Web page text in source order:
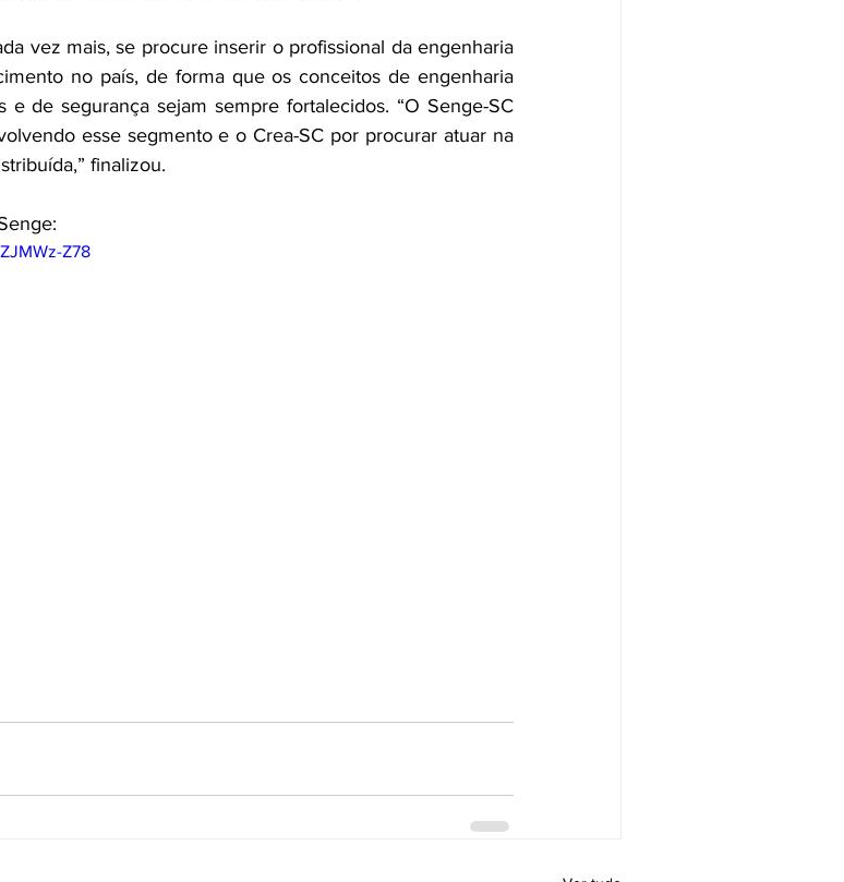
vez mais, se procure inserir o profissional da engenharia
no país, de forma que os conceitos de engenharia
de segurança sejam sempre fortalecidos. “O Senge-SC
esse segmento e o Crea-SC por procurar atuar na
finalizou.
Z78